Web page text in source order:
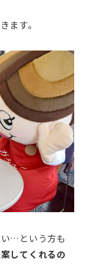
ます。
…という方も
してくれるの